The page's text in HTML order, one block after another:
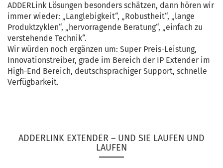
ADDERLink Lösungen besonders schätzen, dann hören wir
immer wieder: „Langlebigkeit“, „Robustheit“, „lange
Produktzyklen“, „hervorragende Beratung“, „einfach zu
verstehende Technik“.
Wir würden noch ergänzen um: Super Preis-Leistung,
Innovationstreiber, grade im Bereich der IP Extender im
High-End Bereich, deutschsprachiger Support, schnelle
Verfügbarkeit.
ADDERLINK EXTENDER – UND SIE LAUFEN UND
LAUFEN